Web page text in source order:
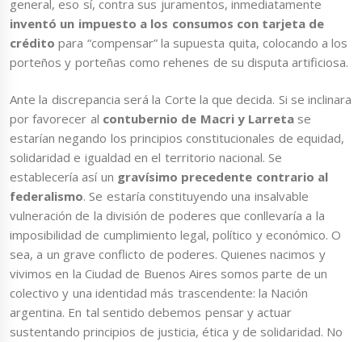
general, eso sí, contra sus juramentos, inmediatamente
inventó un impuesto a los consumos con tarjeta de
crédito para “compensar” la supuesta quita, colocando a los
porteños y porteñas como rehenes de su disputa artificiosa.
Ante la discrepancia será la Corte la que decida. Si se inclinara
por favorecer al contubernio de Macri y Larreta se
estarían negando los principios constitucionales de equidad,
solidaridad e igualdad en el territorio nacional. Se
establecería así un gravísimo precedente contrario al
federalismo. Se estaría constituyendo una insalvable
vulneración de la división de poderes que conllevaría a la
imposibilidad de cumplimiento legal, político y económico. O
sea, a un grave conflicto de poderes. Quienes nacimos y
vivimos en la Ciudad de Buenos Aires somos parte de un
colectivo y una identidad más trascendente: la Nación
argentina. En tal sentido debemos pensar y actuar
sustentando principios de justicia, ética y de solidaridad. No